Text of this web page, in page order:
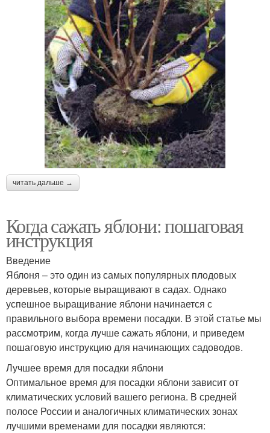
читать дальше →
Когда сажать яблони: пошаговая
инструкция
Введение
Яблоня – это один из самых популярных плодовых
деревьев, которые выращивают в садах. Однако
успешное выращивание яблони начинается с
правильного выбора времени посадки. В этой статье мы
рассмотрим, когда лучше сажать яблони, и приведем
пошаговую инструкцию для начинающих садоводов.
Лучшее время для посадки яблони
Оптимальное время для посадки яблони зависит от
климатических условий вашего региона. В средней
полосе России и аналогичных климатических зонах
лучшими временами для посадки являются: